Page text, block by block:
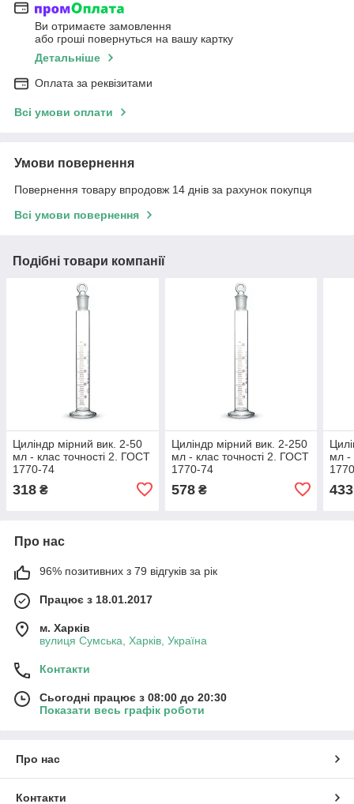
Ви отримаєте замовлення
або гроші повернуться на вашу картку
Детальніше
Оплата за реквізитами
Всі умови оплати
Умови повернення
Повернення товару впродовж 14 днів за рахунок покупця
Всі умови повернення
Подібні товари компанії
Циліндр мірний вик. 2-50
мл - клас точності 2. ГОСТ
1770-74
318 ₴
Циліндр мірний вик. 2-250
мл - клас точності 2. ГОСТ
1770-74
578₴
мл -
433
Про нас
96% позитивних з 79 відгуків за рік
Працює з 18.01.2017
м. Харків
вулиця Сумська, Харків, Україна
Контакти
Сьогодні працює з 08:00 до 20:30
Показати весь графік роботи
Про нас
Контакти